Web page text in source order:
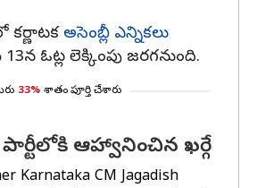
కర్ణాటక అసెంబ్లీ ఎన్నికలు
ఓట్ల లెక్కింపు జరగనుంది.
33% శాతం పూర్తి చేశారు
ఆహ్వానించిన ఖర్గే
Karnataka CM Jagadish